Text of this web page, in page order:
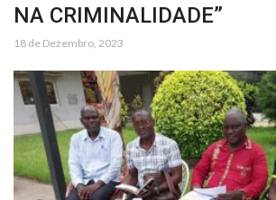
NA CRIMINALIDADE”
18 de Dezembro, 2023